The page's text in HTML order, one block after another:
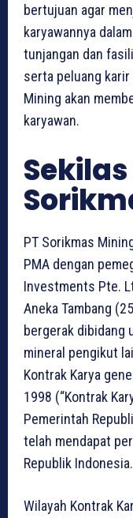
bertujuan agar
karyawannya
tunjangan dan
serta peluang karir
Mining akan
karyawan.
PT Sorikmas
PMA dengan
Investments Pte.
Aneka Tambang
bergerak dibidang
mineral pengikut
Kontrak Karya
1998 (“Kontrak
Pemerintah
telah mendapat
Republik Indonesia.
Wilayah Kontrak